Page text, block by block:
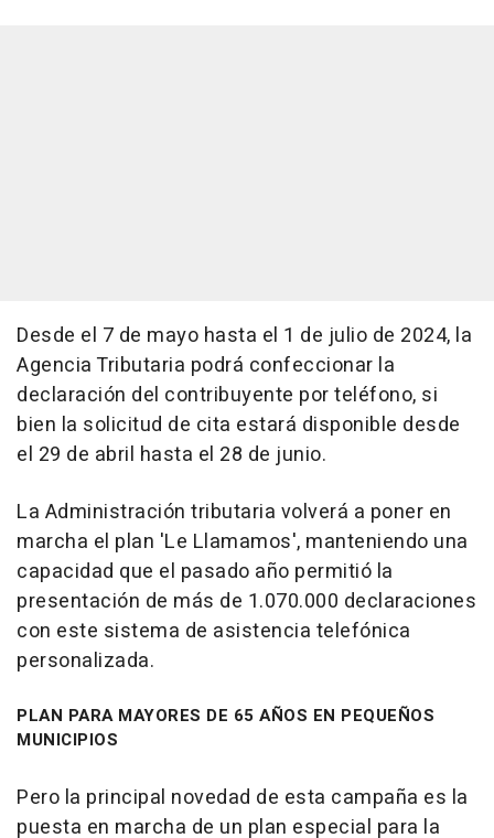
Desde el 7 de mayo hasta el 1 de julio de 2024, la
Agencia Tributaria podrá confeccionar la
declaración del contribuyente por teléfono, si
bien la solicitud de cita estará disponible desde
el 29 de abril hasta el 28 de junio.
La Administración tributaria volverá a poner en
marcha el plan 'Le Llamamos', manteniendo una
capacidad que el pasado año permitió la
presentación de más de 1.070.000 declaraciones
con este sistema de asistencia telefónica
personalizada.
PLAN PARA MAYORES DE 65 AÑOS EN PEQUEÑOS
MUNICIPIOS
Pero la principal novedad de esta campaña es la
puesta en marcha de un plan especial para la